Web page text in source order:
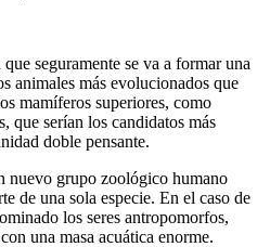
seguramente se va a formar una
animales más evolucionados que
mamíferos superiores, como
que serían los candidatos más
doble pensante.
nuevo grupo zoológico humano
de una sola especie. En el caso de
los seres antropomorfos,
una masa acuática enorme.